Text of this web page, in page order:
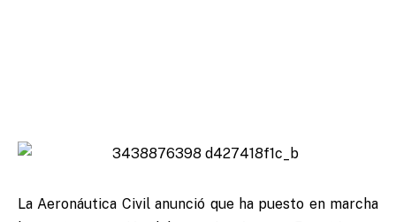
La Aeronáutica Civil anunció que ha puesto en marcha